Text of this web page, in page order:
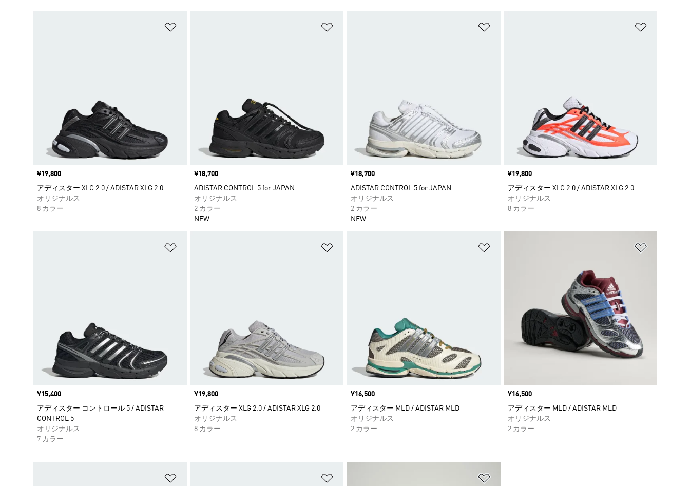
価格
¥19,800
アディスター XLG 2.0 / ADISTAR XLG 2.0
オリジナルス
8 カラー
価格
¥18,700
ADISTAR CONTROL 5 for JAPAN
オリジナルス
2 カラー
NEW
価格
¥18,700
ADISTAR CONTROL 5 for JAPAN
オリジナルス
2 カラー
NEW
価格
¥19,800
アディスター XLG 2.0 / ADISTAR XLG 2.0
オリジナルス
8 カラー
価格
¥15,400
アディスター コントロール 5 / ADISTAR
CONTROL 5
オリジナルス
7 カラー
価格
¥19,800
アディスター XLG 2.0 / ADISTAR XLG 2.0
オリジナルス
8 カラー
価格
¥16,500
アディスター MLD / ADISTAR MLD
オリジナルス
2 カラー
価格
¥16,500
アディスター MLD / ADISTAR MLD
オリジナルス
2 カラー